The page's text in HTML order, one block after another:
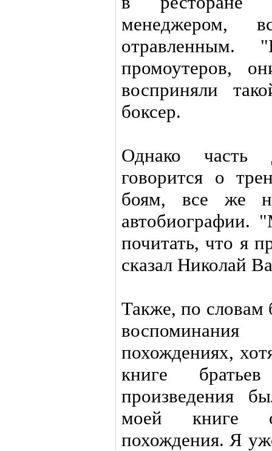
менеджером,
промоутеров,
восприняли
боксер.
Однако часть
говорится о
боям, все же
автобиографии.
почитать, что я
сказал Николай
Также, по словам
похождениях,
книге
произведения
моей книге
похождения. Я